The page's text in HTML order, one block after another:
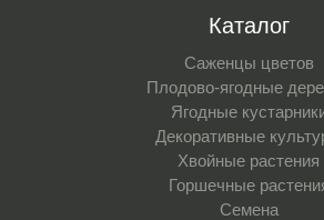
Каталог
Саженцы цветов
Плодово-ягодные
Ягодные
Декоративные
Хвойные растения
Горшечные
Семена